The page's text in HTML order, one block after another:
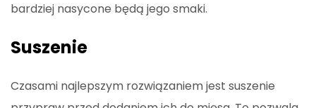
bardziej nasycone będą jego smaki.
Suszenie
Czasami najlepszym rozwiązaniem jest suszenie